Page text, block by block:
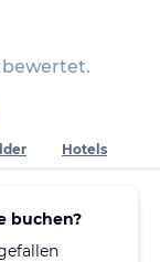
Hotels
buchen?